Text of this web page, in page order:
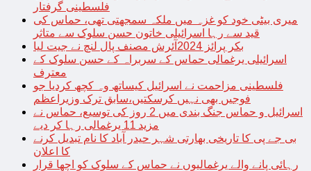
فلسطینی گرفتار
میری بیٹی خود کو غزہ میں ملکہ سمجھتی تھی، حماس کی
قید سے رہا اسرائیلی خاتون حسن سلوک سے متاثر
بکر پرائز 2024آئرش مصنف پال لنچ نے جیت لیا
اسرائیلی یرغمالی حماس کے سربراہ کے حسن سلوک کے
معترف
فلسطینی مزاحمت نے اسرائیل کیساتھ وہ کچھ کردیا جو
فوجیں بھی نہیں کرسکتیں،سابق ترک وزیراعظم
اسرائیل و حماس جنگ بندی میں 2 روز کی توسیع، حماس نے
مزید 11 یرغمالی رہا کر دیے
بی جے پی کا تاریخی بھارتی شہر حیدر آباد کا نام تبدیل کرنے
کا اعلان
رہائی پانے والے یرغمالیوں نے حماس کے سلوک کو اچھا قرار